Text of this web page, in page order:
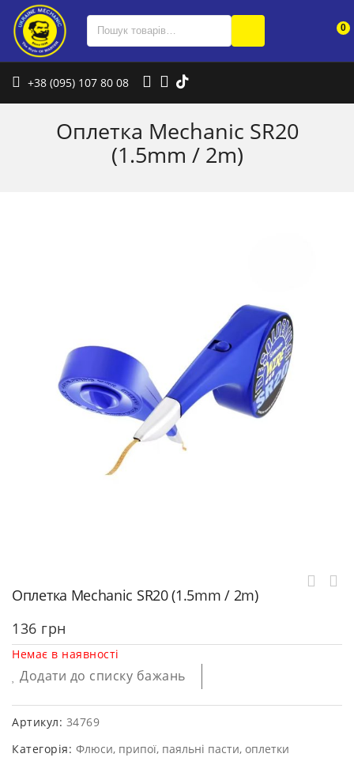
0
+38 (095) 107 80 08
Оплетка Mechanic SR20
(1.5mm / 2m)
Оплетка Mechanic SR20 (1.5mm / 2m)
136 грн
Немає в наявності
Додати до списку бажань
Артикул: 34769
Категорія: Флюси, припої, паяльні пасти, оплетки